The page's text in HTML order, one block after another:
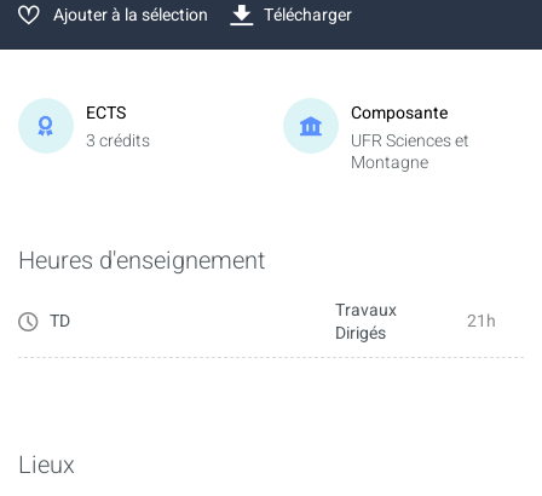
Ajouter à la sélection Télécharger
ECTS
3 crédits
Composante
UFR Sciences et
Montagne
Heures d'enseignement
TD
Travaux
Dirigés
21h
Lieux